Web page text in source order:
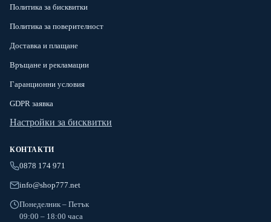
Политика за бисквитки
Политика за поверителност
Доставка и плащане
Връщане и рекламации
Гаранционни условия
GDPR заявка
Настройки за бисквитки
КОНТАКТИ
0878 174 971
info@shop777.net
Понеделник – Петък
09:00 – 18:00 часа